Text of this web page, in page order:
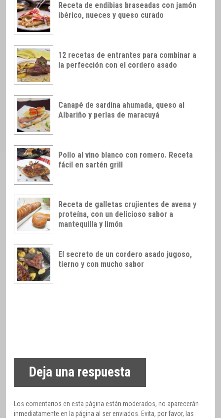
Receta de endibias braseadas con jamón
ibérico, nueces y queso curado
12 recetas de entrantes para combinar a
la perfección con el cordero asado
Canapé de sardina ahumada, queso al
Albariño y perlas de maracuyá
Pollo al vino blanco con romero. Receta
fácil en sartén grill
Receta de galletas crujientes de avena y
proteína, con un delicioso sabor a
mantequilla y limón
El secreto de un cordero asado jugoso,
tierno y con mucho sabor
Deja una respuesta
Los comentarios en esta página están moderados, no aparecerán
inmediatamente en la página al ser enviados. Evita, por favor, las